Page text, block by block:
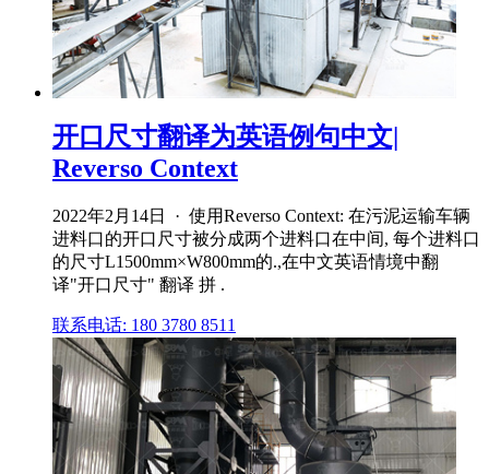
开口尺寸翻译为英语例句中文|
Reverso Context
2022年2月14日 · 使用Reverso Context: 在污泥运输车辆
进料口的开口尺寸被分成两个进料口在中间, 每个进料口
的尺寸L1500mm×W800mm的.,在中文英语情境中翻
译"开口尺寸" 翻译 拼 .
联系电话: 180 3780 8511